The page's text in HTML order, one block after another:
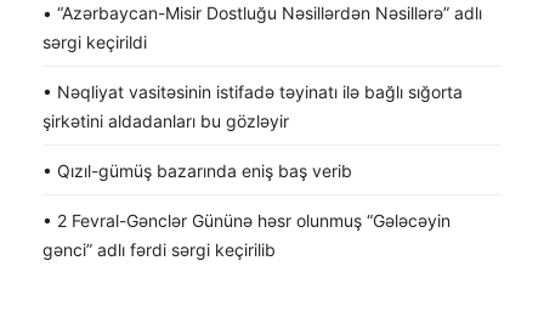
• “Azərbaycan-Misir Dostluğu Nəsillərdən Nəsillərə” adlı
sərgi keçirildi
• Nəqliyat vasitəsinin istifadə təyinatı ilə bağlı sığorta
şirkətini aldadanları bu gözləyir
• Qızıl-gümüş bazarında eniş baş verib
• 2 Fevral-Gənclər Gününə həsr olunmuş “Gələcəyin
gənci” adlı fərdi sərgi keçirilib